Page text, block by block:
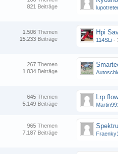
Beiträge
821
Themen
1.506
Beiträge
15.233
Hpi
114SLi -
Themen
267
Beiträge
1.834
Themen
645
Beiträge
5.149
Themen
965
Beiträge
7.187 Fraenky1